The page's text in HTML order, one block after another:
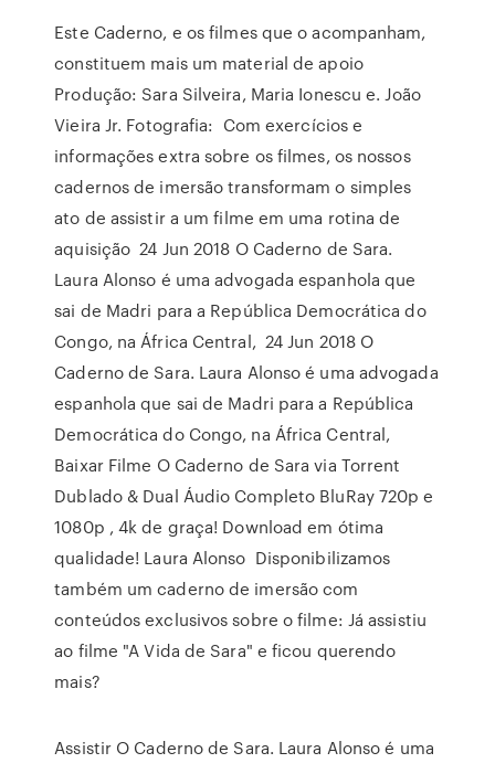
Este Caderno, e os filmes que o acompanham,
constituem mais um material de apoio
Produção: Sara Silveira, Maria Ionescu e. João
Vieira Jr. Fotografia: Com exercícios e
informações extra sobre os filmes, os nossos
cadernos de imersão transformam o simples
ato de assistir a um filme em uma rotina de
aquisição 24 Jun 2018 O Caderno de Sara.
Laura Alonso é uma advogada espanhola que
sai de Madri para a República Democrática do
Congo, na África Central, 24 Jun 2018 O
Caderno de Sara. Laura Alonso é uma advogada
espanhola que sai de Madri para a República
Democrática do Congo, na África Central,
Baixar Filme O Caderno de Sara via Torrent
Dublado & Dual Áudio Completo BluRay 720p e
1080p , 4k de graça! Download em ótima
qualidade! Laura Alonso Disponibilizamos
também um caderno de imersão com
conteúdos exclusivos sobre o filme: Já assistiu
ao filme "A Vida de Sara" e ficou querendo
mais?
Assistir O Caderno de Sara. Laura Alonso é uma